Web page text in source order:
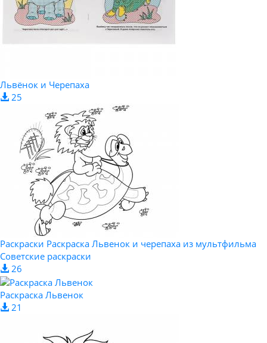
Львёнок и Черепаха
25
Раскраски Раскраска Львенок и черепаха из мультфильма
Советские раскраски
26
Раскраска Львенок
21